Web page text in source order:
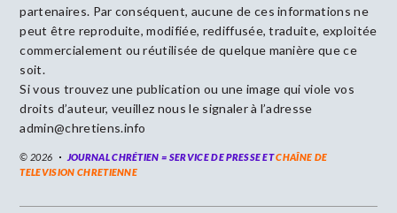
partenaires. Par conséquent, aucune de ces informations ne
peut être reproduite, modifiée, rediffusée, traduite, exploitée
commercialement ou réutilisée de quelque manière que ce
soit.
Si vous trouvez une publication ou une image qui viole vos
droits d’auteur, veuillez nous le signaler à l’adresse
admin@chretiens.info
© 2026 JOURNAL CHRÉTIEN = SERVICE DE PRESSE ETCHAÎNE DE
TELEVISION CHRETIENNE